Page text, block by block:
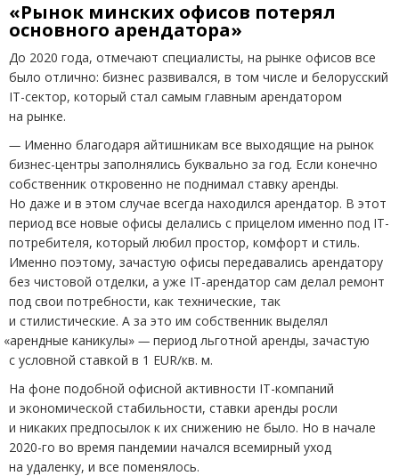
«Рынок минских офисов потерял
основного арендатора»
До 2020 года, отмечают специалисты, на рынке офисов все
было отлично: бизнес развивался, в том числе и белорусский
IT-сектор, который стал самым главным арендатором
на рынке.
— Именно благодаря айтишникам все выходящие на рынок
бизнес-центры заполнялись буквально за год. Если конечно
собственник откровенно не поднимал ставку аренды.
Но даже и в этом случае всегда находился арендатор. В этот
период все новые офисы делались с прицелом именно под IT-
потребителя, который любил простор, комфорт и стиль.
Именно поэтому, зачастую офисы передавались арендатору
без чистовой отделки, а уже IT-арендатор сам делал ремонт
под свои потребности, как технические, так
и стилистические. А за это им собственник выделял
«арендные каникулы» — период льготной аренды, зачастую
с условной ставкой в 1 EUR/кв. м.
На фоне подобной офисной активности IT-компаний
и экономической стабильности, ставки аренды росли
и никаких предпосылок к их снижению не было. Но в начале
2020-го во время пандемии начался всемирный уход
на удаленку, и все поменялось.